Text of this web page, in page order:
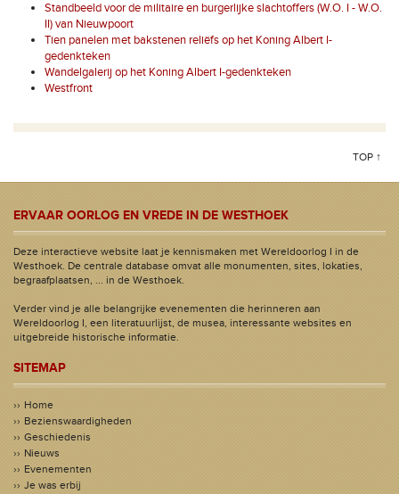
Standbeeld voor de militaire en burgerlijke slachtoffers (W.O. I - W.O.
II) van Nieuwpoort
Tien panelen met bakstenen reliëfs op het Koning Albert I-
gedenkteken
Wandelgalerij op het Koning Albert I-gedenkteken
Westfront
TOP ↑
ERVAAR OORLOG EN VREDE IN DE WESTHOEK
Deze interactieve website laat je kennismaken met Wereldoorlog I in de
Westhoek. De centrale database omvat alle monumenten, sites, lokaties,
begraafplaatsen, ... in de Westhoek.
Verder vind je alle belangrijke evenementen die herinneren aan
Wereldoorlog I, een literatuurlijst, de musea, interessante websites en
uitgebreide historische informatie.
SITEMAP
Home
Bezienswaardigheden
Geschiedenis
Nieuws
Evenementen
Je was erbij